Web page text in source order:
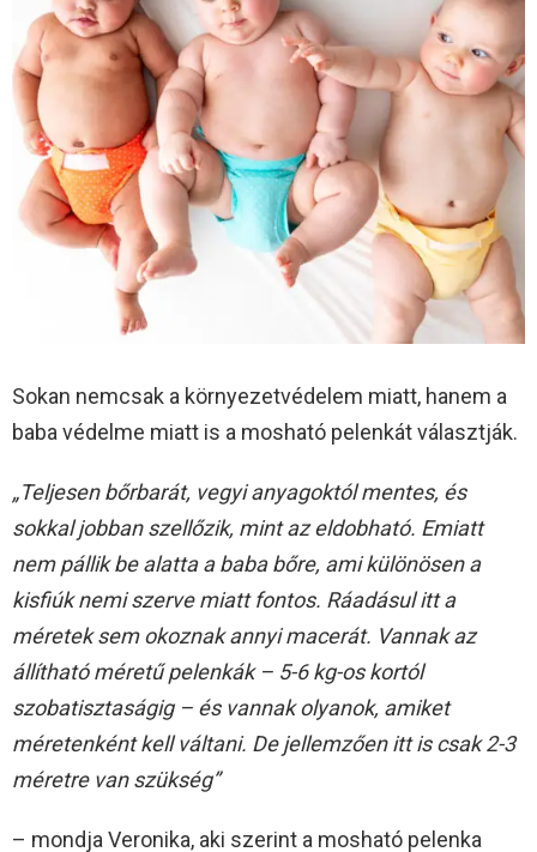
Sokan nemcsak a környezetvédelem miatt, hanem a
baba védelme miatt is a mosható pelenkát választják.
„Teljesen bőrbarát, vegyi anyagoktól mentes, és
sokkal jobban szellőzik, mint az eldobható. Emiatt
nem pállik be alatta a baba bőre, ami különösen a
kisfiúk nemi szerve miatt fontos. Ráadásul itt a
méretek sem okoznak annyi macerát. Vannak az
állítható méretű pelenkák – 5-6 kg-os kortól
szobatisztaságig – és vannak olyanok, amiket
méretenként kell váltani. De jellemzően itt is csak 2-3
méretre van szükség”
– mondja Veronika, aki szerint a mosható pelenka